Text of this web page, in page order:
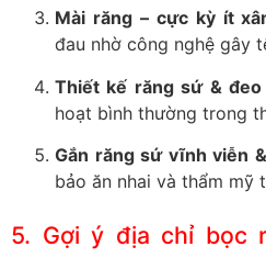
Mài răng – cực kỳ ít
đau nhờ công nghệ gây
Thiết kế răng sứ &
hoạt bình thường trong
Gắn răng sứ vĩnh viễn
bảo ăn nhai và thẩm mỹ
5. Gợi ý địa chỉ bọc